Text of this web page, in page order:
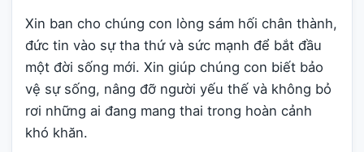
Xin ban cho chúng con lòng sám hối chân thành,
đức tin vào sự tha thứ và sức mạnh để bắt đầu
một đời sống mới. Xin giúp chúng con biết bảo
vệ sự sống, nâng đỡ người yếu thế và không bỏ
rơi những ai đang mang thai trong hoàn cảnh
khó khăn.